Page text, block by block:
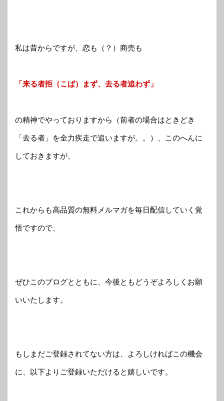
私は昔からですが、恋も（？）商売も
「来る者拒（こば）まず、去る者追わず」
の精神でやっておりますから（前者の場合はときどき
「去る者」を全力疾走で追いますが。。）、このへんに
しておきますが、
これからも高品質の無料メルマガを毎日配信していく覚
悟ですので、
ぜひこのブログとともに、今後ともどうぞよろしくお願
いいたします。
もしまだご登録されてない方は、よろしければこの機会
に、以下よりご登録いただけると嬉しいです。